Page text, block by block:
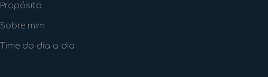
Propósito
Sobre mim
Time do dia a dia